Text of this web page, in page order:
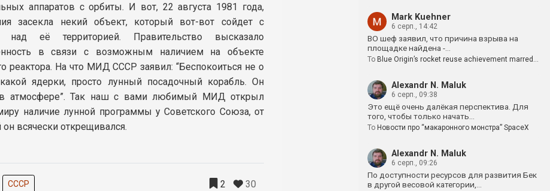
аппаратов с орбиты. И вот, 22 августа 1981 года,
засекла некий объект, который вот-вот сойдет с
над её территорией. Правительство высказало
в связи с возможным наличием на объекте
реактора. На что МИД СССР заявил: “Беспокоиться не о
ядерки, просто лунный посадочный корабль. Он
в атмосфере”. Так наш с вами любимый МИД открыл
наличие лунной программы у Советского Союза, от
он всячески открещивался.
СССР 2 30
Mark Kuehner
6 серп., 14:42
BO шеф заявил, что причина взрыва на
площадке найдена -…
To Blue Origin’s rocket reuse achievement marred…
Alexandr N. Maluk
6 серп., 09:38
Это ещё очень далёкая перспектива. Для
того, чтобы только начать…
To Новости про “макаронного монстра” SpaceX
Alexandr N. Maluk
6 серп., 09:26
По доступности ресурсов для развития Бек
в другой весовой категории,…